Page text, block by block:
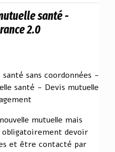
santé -
2.0
sans coordonnées -
santé - Devis mutuelle
mutuelle mais
obligatoirement devoir
et être contacté par